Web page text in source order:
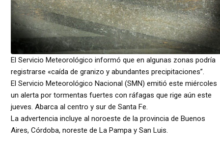
El Servicio Meteorológico informó que en algunas zonas podría
registrarse «caída de granizo y abundantes precipitaciones”.
El Servicio Meteorológico Nacional (SMN) emitió este miércoles
un alerta por tormentas fuertes con ráfagas que rige aún este
jueves. Abarca al centro y sur de Santa Fe.
La advertencia incluye al noroeste de la provincia de Buenos
Aires, Córdoba, noreste de La Pampa y San Luis.